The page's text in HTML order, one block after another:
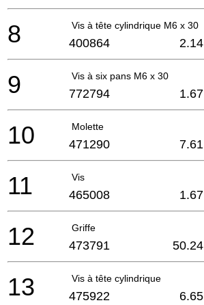
Vis à tête cylindrique M6 x 30
8 400864 2.14
Vis à six pans M6 x 30
9 772794 1.67
Molette
10 471290 7.61
Vis
11 465008 1.67
Griffe
12 473791 50.24
Vis à tête cylindrique
13 475922 6.65